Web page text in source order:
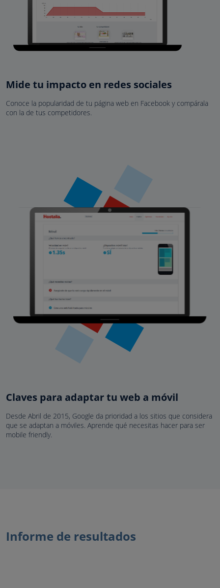
Mide tu impacto en redes sociales
Conoce la popularidad de tu página web en Facebook y compárala
con la de tus competidores.
Claves para adaptar tu web a móvil
Desde Abril de 2015, Google da prioridad a los sitios que considera
que se adaptan a móviles. Aprende qué necesitas hacer para ser
mobile friendly.
Informe de resultados